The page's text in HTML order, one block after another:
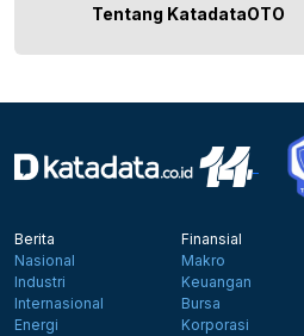
Tentang KatadataOTO
Berita
Nasional
Industri
Internasional
Energi
Finansial
Makro
Keuangan
Bursa
Korporasi